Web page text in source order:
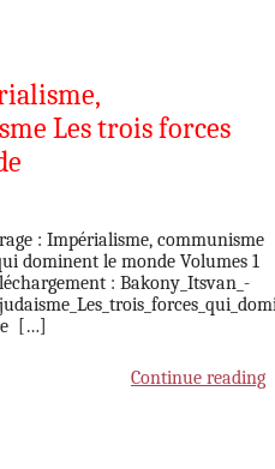
Les trois forces
: Impérialisme, communisme
dominent le monde Volumes 1
: Bakony_Itsvan_-
[…]
Continue reading